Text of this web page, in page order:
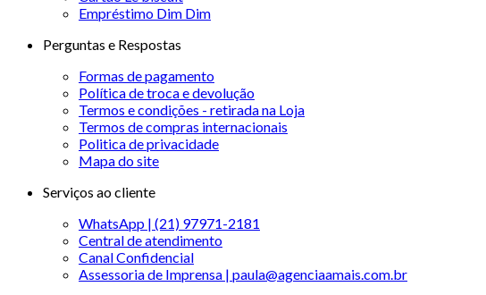
Empréstimo Dim Dim
Perguntas e Respostas
Formas de pagamento
Política de troca e devolução
Termos e condições - retirada na Loja
Termos de compras internacionais
Politica de privacidade
Mapa do site
Serviços ao cliente
WhatsApp | (21) 97971-2181
Central de atendimento
Canal Confidencial
Assessoria de Imprensa | paula@agenciaamais.com.br